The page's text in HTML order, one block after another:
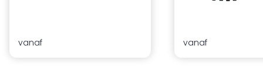
vanaf vanaf